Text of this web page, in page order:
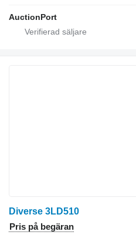
AuctionPort
Diverse 3LD510
Pris på begäran